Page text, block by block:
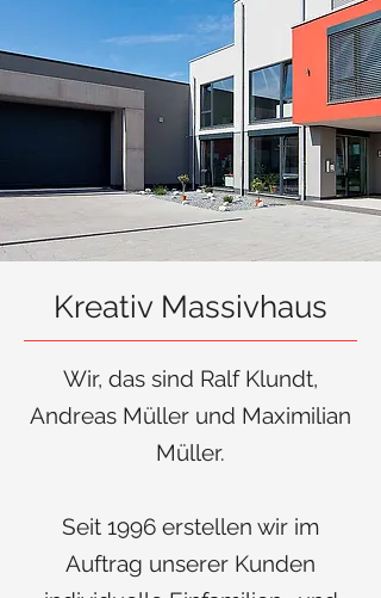
Kreativ Massivhaus
Wir, das sind Ralf Klundt,
Andreas Müller und Maximilian
Müller.
Seit 1996 erstellen wir im
Auftrag unserer Kunden